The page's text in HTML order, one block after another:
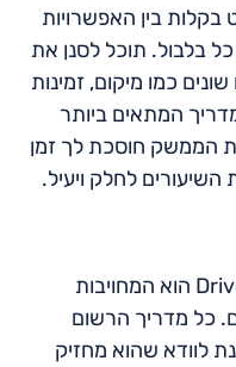
בקלות בין האפשרויות
בלבול. תוכל לסנן את
כמו מיקום, זמינות
המתאים ביותר
הממשק חוסכת לך זמן
לחלק ויעיל.
אחד המאפיינים הבולטים של Drively הוא המחויבות
כל מדריך הרשום
לוודא שהוא מחזיק